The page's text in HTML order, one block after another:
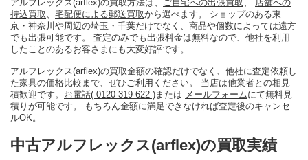
アルフレックス(arflex)の買取方法は、 ご自宅への出張買取
店舗への
持込買取
宅配便による郵送買取から選べます。 ショップのある東
京・神奈川や周辺の埼玉・千葉だけでなく、商品や個数によっては遠方
でも出張可能です。 査定のみでも出張料金は無料なので、他社を利用
したことのあるお客さまにも大変好評です。
アルフレックス(arflex)の買取金額の確認だけでなく、他社に査定依頼し
た家具の価格比較まで、ぜひご利用ください。 当店は他業者との相見
積歓迎です。 お電話( 0120-319-622 ) または メールフォームにて無料見
積りが可能です。 もちろん金額に満足できなければ査定後のキャンセ
ルOK。
中古アルフレックス(arflex)の買取実績